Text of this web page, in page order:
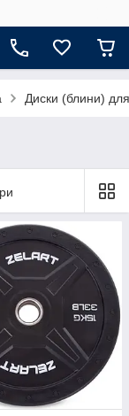
Диски (блини)